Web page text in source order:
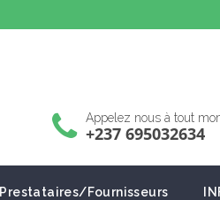
Appelez nous à tout
+237 695032634
Prestataires/Fournisseurs